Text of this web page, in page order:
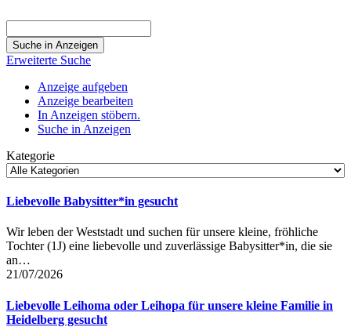
nach:
Erweiterte Suche
Anzeige aufgeben
Anzeige bearbeiten
In Anzeigen stöbern.
Suche in Anzeigen
Kategorie
Liebevolle Babysitter*in gesucht
Wir leben der Weststadt und suchen für unsere kleine, fröhliche
Tochter (1J) eine liebevolle und zuverlässige Babysitter*in, die sie
an…
21/07/2026
Liebevolle Leihoma oder Leihopa für unsere kleine Familie in
Heidelberg gesucht